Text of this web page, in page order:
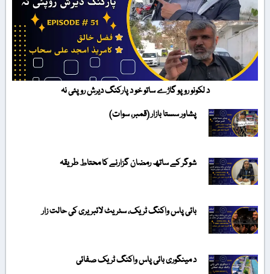
د لکونو روپو گاڑے ساتو خو د پارکنگ دیرش روپئی نہ
پشاور سستا بازار (قمبر، سوات)
شوگر کے ساتھ رمضان گزارنے کا محتاط طریقہ
بائی پاس واکنگ ٹریک، سٹریٹ لائبریری کی حالت زار
د مینگوری بائی پاس واکنگ ٹریک صفائی